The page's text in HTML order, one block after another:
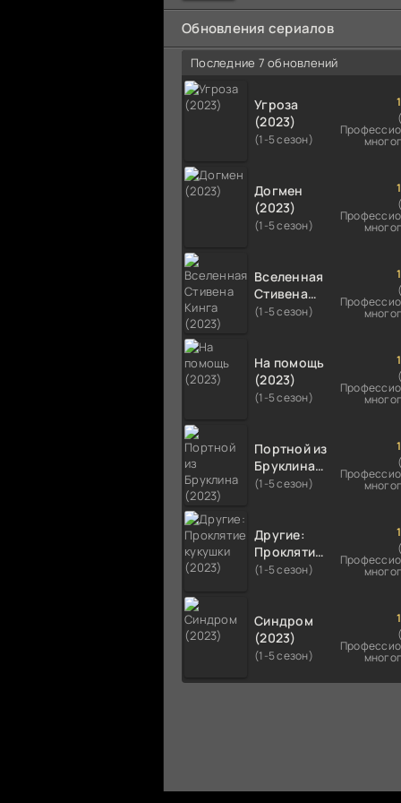
намного
Обновления сериалов
Последние 7 обновлений
Угроза
(2023)
(1-5 сезон)
Догмен
(2023)
(1-5 сезон)
Вселенная
Стивена
Кинга
(1-5 сезон)
На помощь
(2023)
(1-5 сезон)
Портной из
Бруклина
(2023)
(1-5 сезон)
Другие:
Проклятие
кукушки
(1-5 сезон)
Синдром
(2023)
(1-5 сезон)